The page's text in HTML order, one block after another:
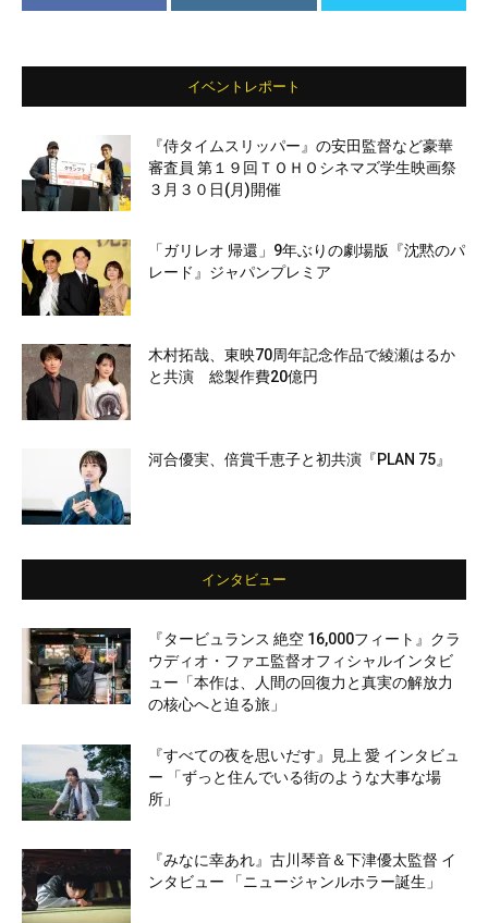
イベントレポート
『侍タイムスリッパー』の安田監督など豪華
審査員 第１９回ＴＯＨＯシネマズ学生映画祭
３月３０日(月)開催
「ガリレオ 帰還」9年ぶりの劇場版『沈黙のパ
レード』ジャパンプレミア
木村拓哉、東映70周年記念作品で綾瀬はるか
と共演 総製作費20億円
河合優実、倍賞千恵子と初共演『PLAN 75』
インタビュー
『タービュランス 絶空 16,000フィート』クラ
ウディオ・ファエ監督オフィシャルインタビ
ュー「本作は、人間の回復力と真実の解放力
の核心へと迫る旅」
『すべての夜を思いだす』見上 愛 インタビュ
ー 「ずっと住んでいる街のような大事な場
所」
『みなに幸あれ』古川琴音＆下津優太監督 イ
ンタビュー 「ニュージャンルホラー誕生」